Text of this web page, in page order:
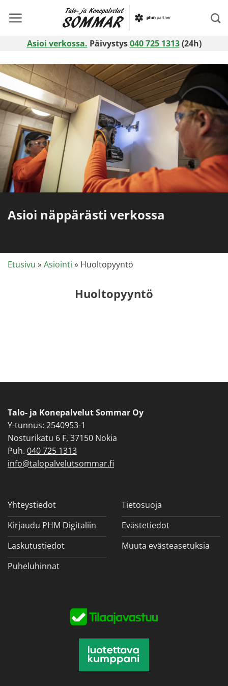
Asioi verkossa. Päivystys040 725 1313(24h)
Asioi näppärästi verkossa
Etusivu »Asiointi » Huoltopyyntö
Huoltopyyntö
Talo- ja Konepalvelut Sommar Oy
Y-tunnus: 2540953-1
Nosturikatu 6 F, 37150 Nokia
Puh. 040 725 1313
info@talopalvelutsommar.fi
Yhteystiedot
Kirjaudu PHM Digitaliin
Laskutustiedot
Puheluhinnat
Tietosuoja
Evästetiedot
Muuta evästeasetuksia